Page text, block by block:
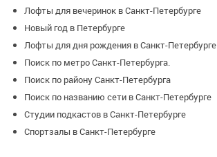
Лофты для вечеринок в Санкт-Петербурге
Новый год в Петербурге
Лофты для дня рождения в Санкт-Петербурге
Поиск по метро Санкт-Петербурга.
Поиск по району Санкт-Петербурга
Поиск по названию сети в Санкт-Петербурге
Студии подкастов в Санкт-Петербурге
Спортзалы в Санкт-Петербурге